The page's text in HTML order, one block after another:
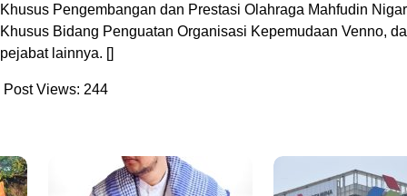
Khusus Pengembangan dan Prestasi Olahraga Mahfudin
Khusus Bidang Penguatan Organisasi Kepemudaan Venno,
pejabat lainnya. []
Post Views: 244